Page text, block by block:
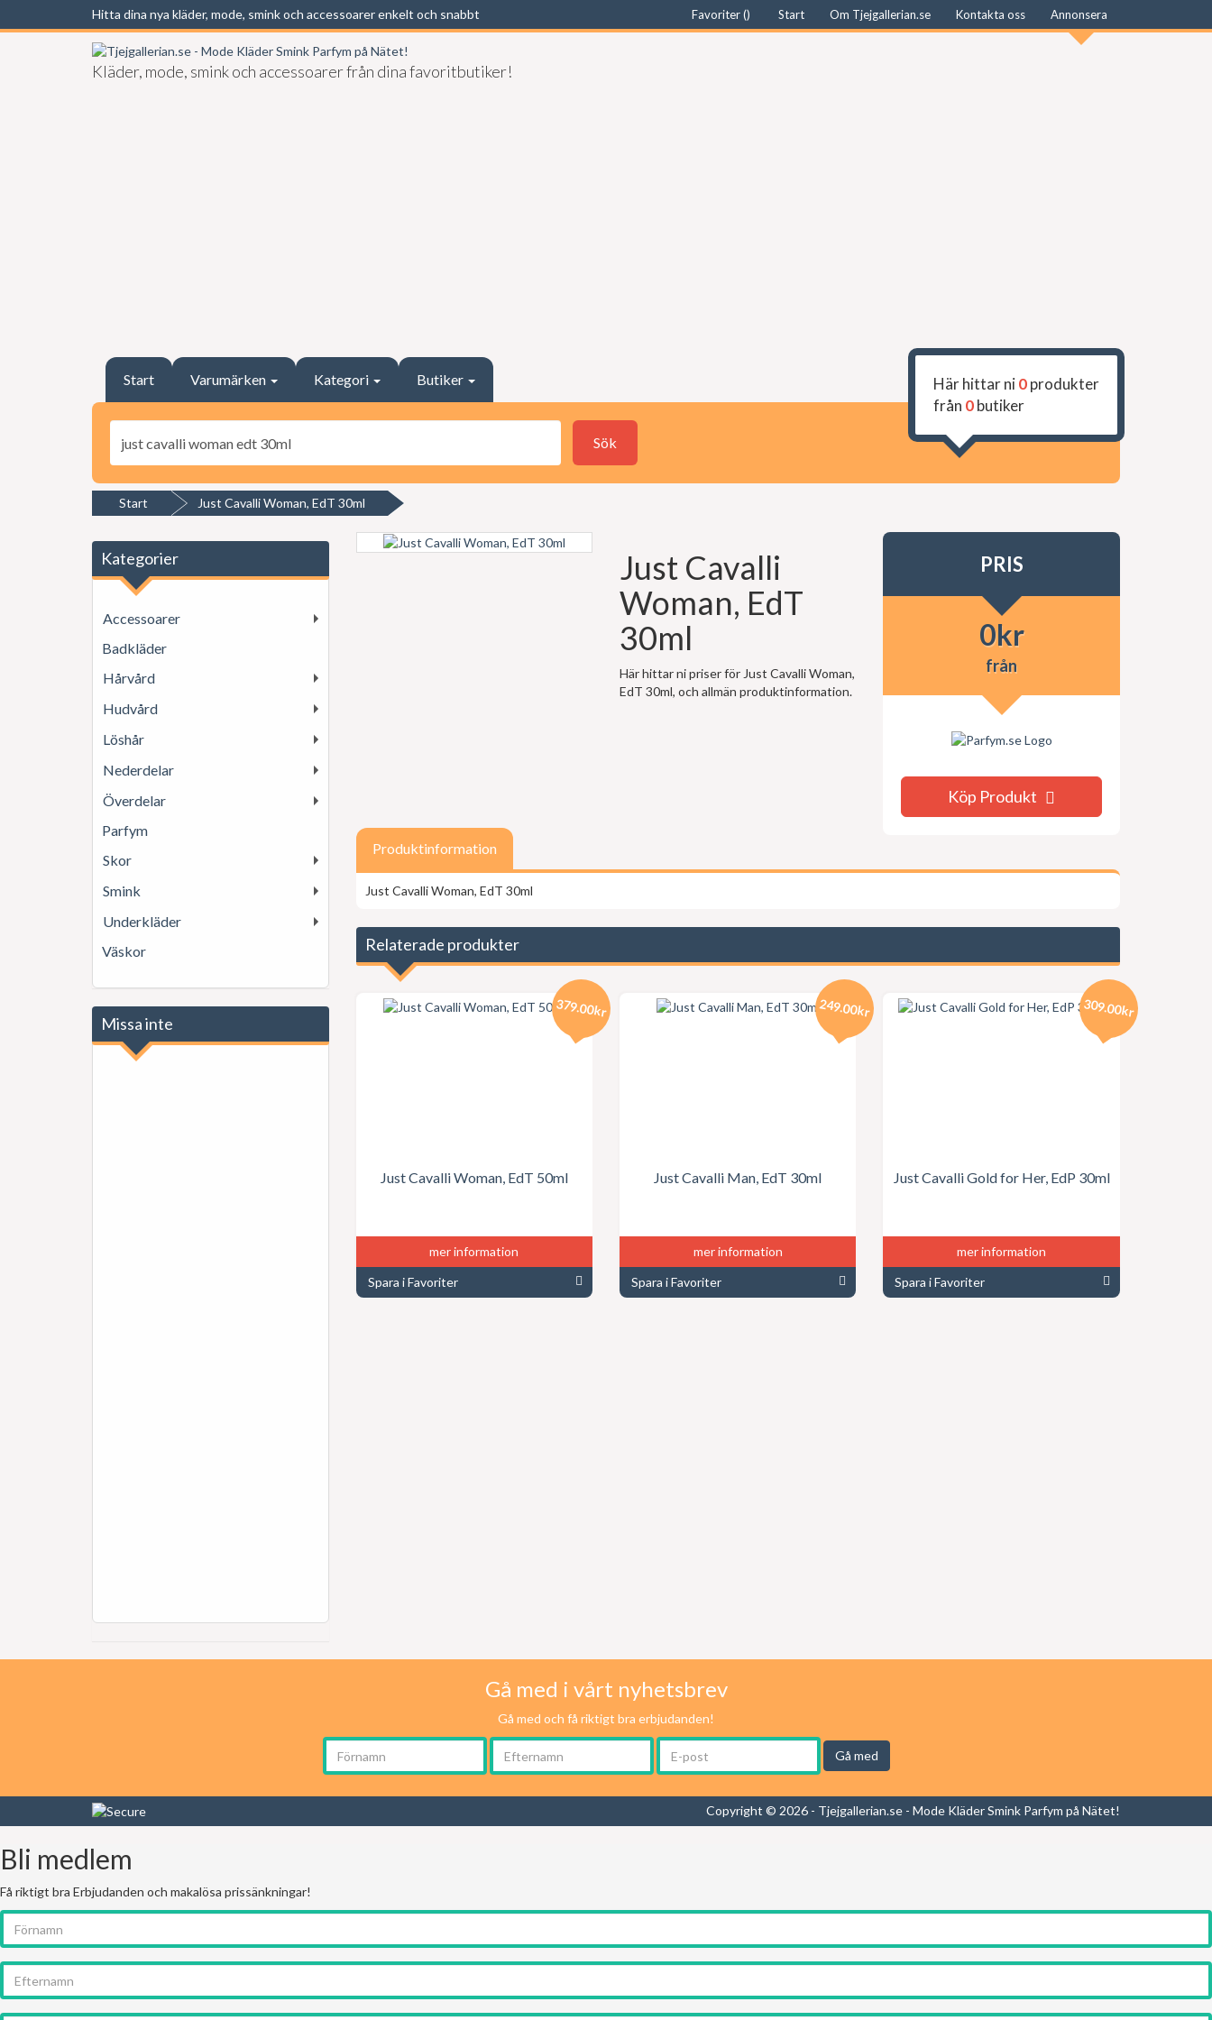
Hitta dina nya kläder, mode, smink och accessoarer enkelt och snabbt Favoriter () Start Om Tjejgallerian.se Kontakta oss Annonsera
Kläder, mode, smink och accessoarer från dina favoritbutiker!
Start Varumärken Kategori Butiker
Sök
Här hittar ni0produkter
från 0butiker
Start Just Cavalli Woman, EdT 30ml
Kategorier
Accessoarer
Badkläder
Hårvård
Hudvård
Löshår
Nederdelar
Överdelar
Parfym
Skor
Smink
Underkläder
Väskor
Missa inte
Just Cavalli
Woman, EdT
30ml
Här hittar ni priser för Just Cavalli Woman,
EdT 30ml, och allmän produktinformation.
PRIS
0kr
från
Köp Produkt
Produktinformation
Just Cavalli Woman, EdT 30ml
Relaterade produkter
Just Cavalli Woman, EdT 50ml
379.00kr
mer information
Spara i Favoriter
Just Cavalli Man, EdT 30ml
249.00kr
mer information
Spara i Favoriter
Just Cavalli Gold for Her, EdP 30ml
309.00kr
mer information
Spara i Favoriter
Gå med i vårt nyhetsbrev
Gå med och få riktigt bra erbjudanden!
Gå med
Copyright © 2026 - Tjejgallerian.se - Mode Kläder Smink Parfym på Nätet!
Bli medlem
Få riktigt bra Erbjudanden och makalösa prissänkningar!